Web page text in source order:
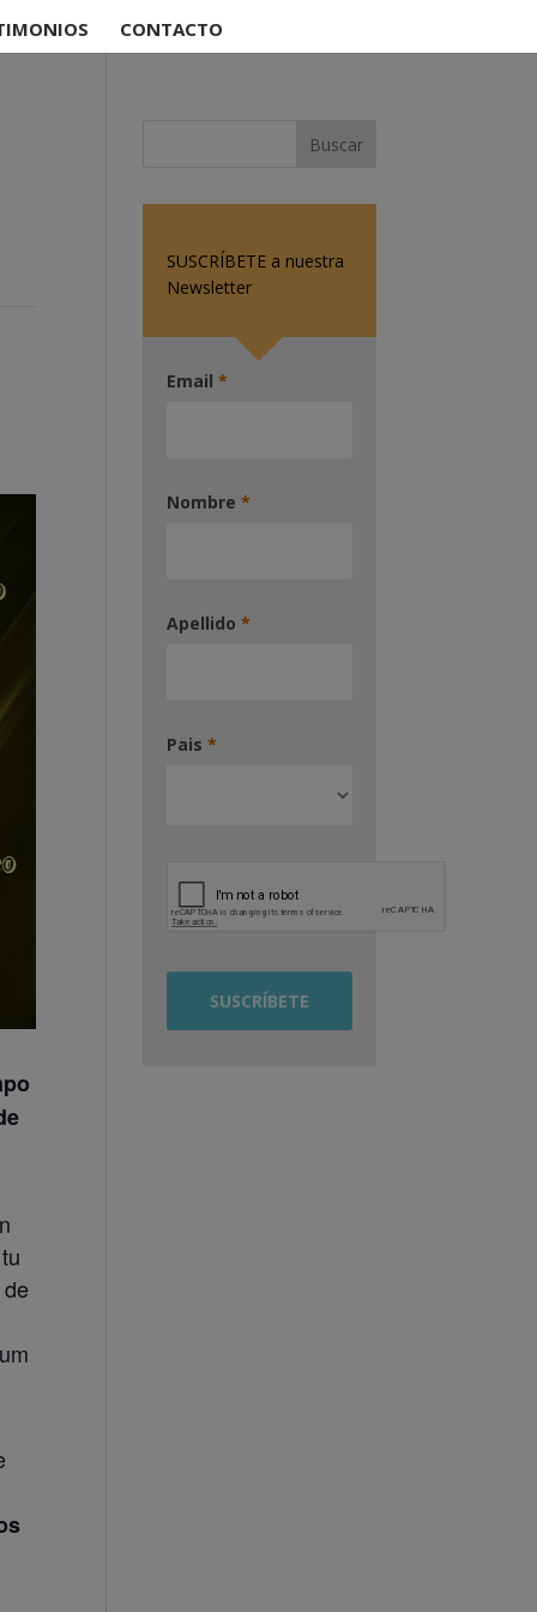
CONTACTO
SUSCRÍBETE a nuestra
Newsletter
Email*
Nombre*
Apellido*
Pais*